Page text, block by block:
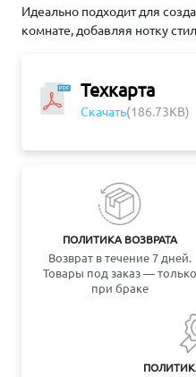
Техкарта
Скачать(186.73KB)
ПОЛИТИКА ВОЗВРАТА
Возврат в течение 7 дней.
Товары под заказ — только
при браке
Идеально подходит для
комнате, добавляя нотку